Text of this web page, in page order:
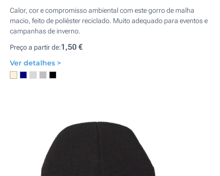
Calor, cor e compromisso ambiental com este gorro de malha
macio, feito de poliéster reciclado. Muito adequado para eventos e
campanhas de inverno.
Preço a partir de:1,50 €
Ver detalhes >